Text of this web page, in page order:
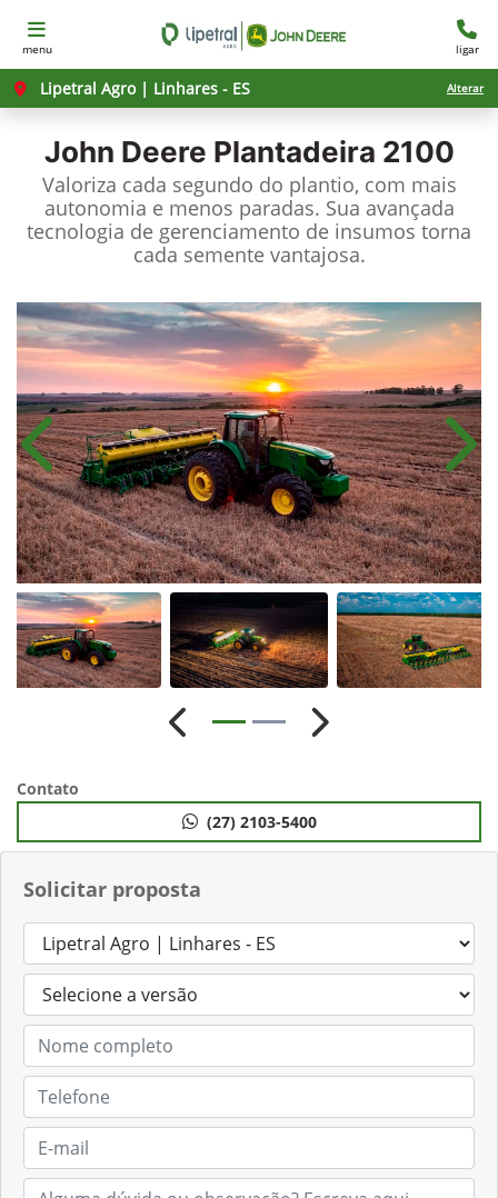
menu ligar
Lipetral Agro | Linhares - ES Alterar
John Deere Plantadeira 2100
Valoriza cada segundo do plantio, com mais
autonomia e menos paradas. Sua avançada
tecnologia de gerenciamento de insumos torna
cada semente vantajosa.
Solicitar proposta
Anterior
Anterior Próximo
Contato
(27) 2103-5400